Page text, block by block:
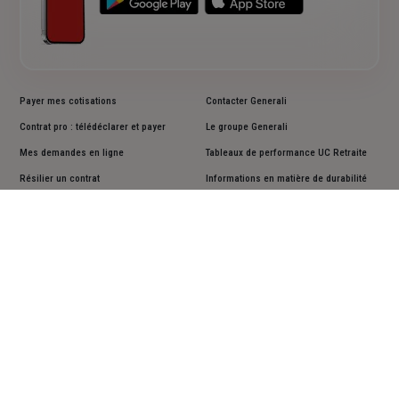
Payer mes cotisations
Contrat pro : télédéclarer et payer
Mes demandes en ligne
Résilier un contrat
Contacter Generali
Le groupe Generali
Tableaux de performance UC Retraite
Informations en matière de durabilité